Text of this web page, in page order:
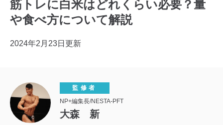
筋トレに白米はどれくらい必要？量
や食べ方について解説
2024年2月23日更新
監修者
NP+編集長/NESTA-PFT
大森 新